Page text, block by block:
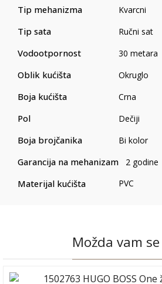
Tip mehanizma Kvarcni
Tip sata Ručni sat
Vodootpornost 30 metara
Oblik kućišta Okruglo
Boja kućišta Crna
Pol Dečiji
Boja brojčanika Bi kolor
Garancija na mehanizam 2 godine
Materijal kućišta PVC
Možda vam